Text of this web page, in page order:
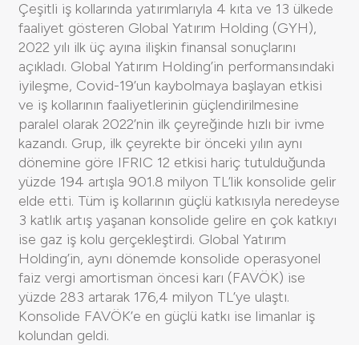
Çeşitli iş kollarında yatırımlarıyla 4 kıta ve 13 ülkede
faaliyet gösteren Global Yatırım Holding (GYH),
2022 yılı ilk üç ayına ilişkin finansal sonuçlarını
açıkladı. Global Yatırım Holding’in performansındaki
iyileşme, Covid-19’un kaybolmaya başlayan etkisi
ve iş kollarının faaliyetlerinin güçlendirilmesine
paralel olarak 2022’nin ilk çeyreğinde hızlı bir ivme
kazandı. Grup, ilk çeyrekte bir önceki yılın aynı
dönemine göre IFRIC 12 etkisi hariç tutulduğunda
yüzde 194 artışla 901.8 milyon TL’lik konsolide gelir
elde etti. Tüm iş kollarının güçlü katkısıyla neredeyse
3 katlık artış yaşanan konsolide gelire en çok katkıyı
ise gaz iş kolu gerçekleştirdi. Global Yatırım
Holding’in, aynı dönemde konsolide operasyonel
faiz vergi amortisman öncesi karı (FAVÖK) ise
yüzde 283 artarak 176,4 milyon TL’ye ulaştı.
Konsolide FAVÖK’e en güçlü katkı ise limanlar iş
kolundan geldi.